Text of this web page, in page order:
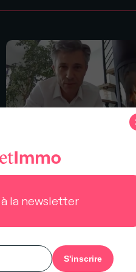
Guillaume, VitrineMedia
la newsletter